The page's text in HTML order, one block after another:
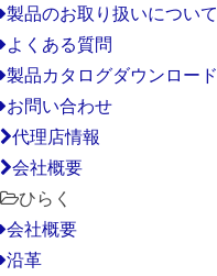
製品のお取り扱いについて
よくある質問
製品カタログダウンロード
お問い合わせ
代理店情報
会社概要
ひらく
会社概要
沿革